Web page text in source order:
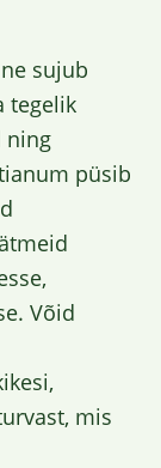
sujub
tegelik
ning
püsib
Võid
mis